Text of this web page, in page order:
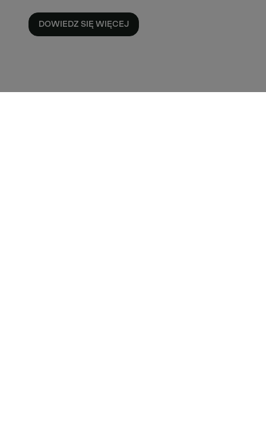
DOWIEDZ SIĘ WIĘCEJ